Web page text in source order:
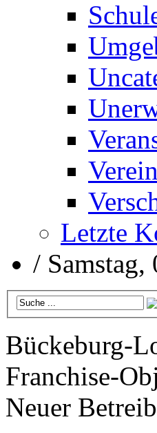
Letzte
/
Bückeburg-
Franchise-
Neuer